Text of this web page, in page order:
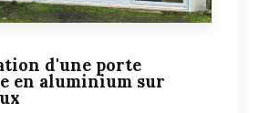
d'une porte
en aluminium sur